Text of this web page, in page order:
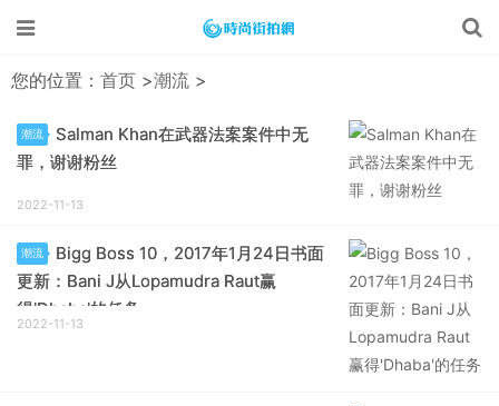
您的位置： 首页 >潮流 >
潮流
Salman Khan在武器法案案件中无
罪，谢谢粉丝
2022-11-13
潮流
Bigg Boss 10，2017年1月24日书面
更新：Bani J从Lopamudra Raut赢
得'Dhaba'的任务
2022-11-13